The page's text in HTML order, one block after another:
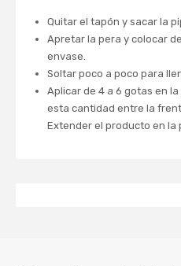
Quitar el tapón y sacar la
Apretar la pera y colocar
envase.
Soltar poco a poco para
Aplicar de 4 a 6 gotas en
esta cantidad entre la
Extender el producto en la